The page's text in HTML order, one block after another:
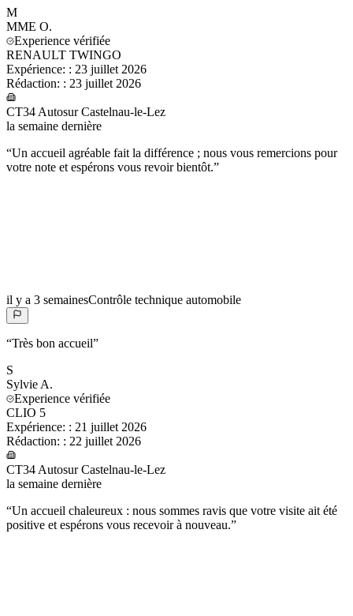
M
MME O.
Experience vérifiée
RENAULT TWINGO
Expérience: : 23 juillet 2026
Rédaction: : 23 juillet 2026
CT34 Autosur Castelnau-le-Lez
la semaine dernière
“Un accueil agréable fait la différence ; nous vous remercions pour
votre note et espérons vous revoir bientôt.”
il y a 3 semainesContrôle technique automobile
“Très bon accueil”
S
Sylvie A.
Experience vérifiée
CLIO 5
Expérience: : 21 juillet 2026
Rédaction: : 22 juillet 2026
CT34 Autosur Castelnau-le-Lez
la semaine dernière
“Un accueil chaleureux : nous sommes ravis que votre visite ait été
positive et espérons vous recevoir à nouveau.”